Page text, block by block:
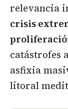
relevancia
crisis
catástrofes
asfixia
litoral